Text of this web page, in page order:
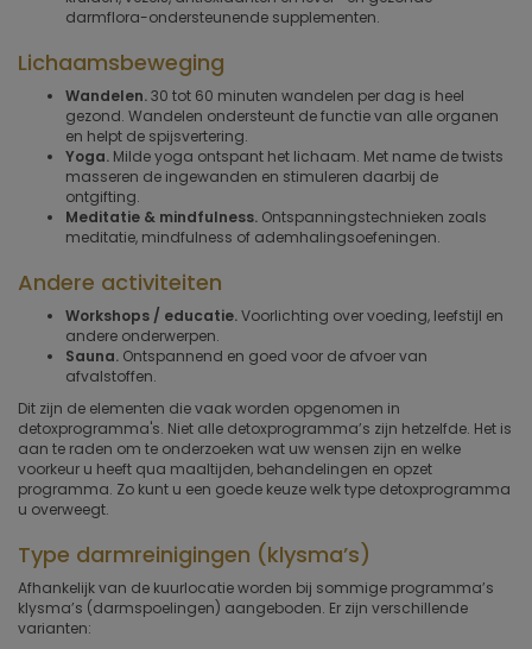
darmflora-ondersteunende supplementen.
Lichaamsbeweging
Wandelen.30 tot 60 minuten wandelen per dag is heel
gezond. Wandelen ondersteunt de functie van alle organen
en helpt de spijsvertering.
Yoga. Milde yoga ontspant het lichaam. Met name de twists
masseren de ingewanden en stimuleren daarbij de
ontgifting.
Meditatie & mindfulness. Ontspanningstechnieken zoals
meditatie, mindfulness of ademhalingsoefeningen.
Andere activiteiten
Workshops / educatie.Voorlichting over voeding, leefstijl en
andere onderwerpen.
Sauna. Ontspannend en goed voor de afvoer van
afvalstoffen.
Dit zijn de elementen die vaak worden opgenomen in
detoxprogramma's. Niet alle detoxprogramma’s zijn hetzelfde. Het is
aan te raden om te onderzoeken wat uw wensen zijn en welke
voorkeur u heeft qua maaltijden, behandelingen en opzet
programma. Zo kunt u een goede keuze welk type detoxprogramma
u overweegt.
Type darmreinigingen (klysma’s)
Afhankelijk van de kuurlocatie worden bij sommige programma’s
klysma’s (darmspoelingen) aangeboden. Er zijn verschillende
varianten: